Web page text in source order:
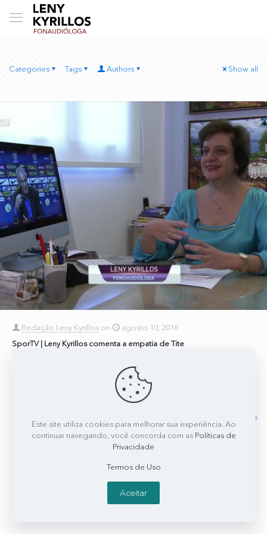
Categories Tags Authors Show all
Redação Leny Kyrillos on
agosto 10, 2016
SporTV | Leny Kyrillos comenta a empatia de Tite
do técnico Tite, referência no país e que conquista cada vez mais
Read more
Este site utiliza cookies para melhorar sua experiência. Ao
continuar navegando, você concorda com as Políticas de
Privacidade
Termos de Uso
Aceitar